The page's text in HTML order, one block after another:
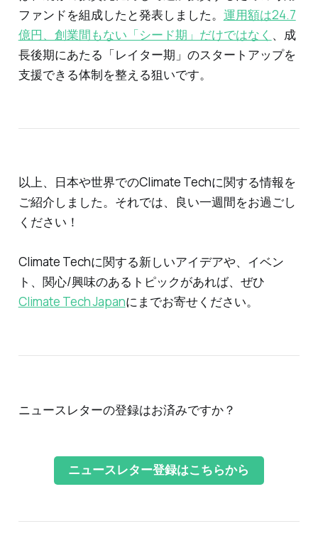
ファンドを組成したと発表しました。 運用額は24.7
億円、創業間もない「シード期」だけではなく 、成
長後期にあたる「レイター期」のスタートアップを
支援できる体制を整える狙いです。
以上、日本や世界でのClimate Techに関する情報を
ご紹介しました。それでは、良い一週間をお過ごし
ください！
Climate Techに関する新しいアイデアや、イベン
ト、関心/興味のあるトピックがあれば、ぜひ
Climate Tech Japanにまでお寄せください。
ニュースレターの登録はお済みですか？
ニュースレター登録はこちらから